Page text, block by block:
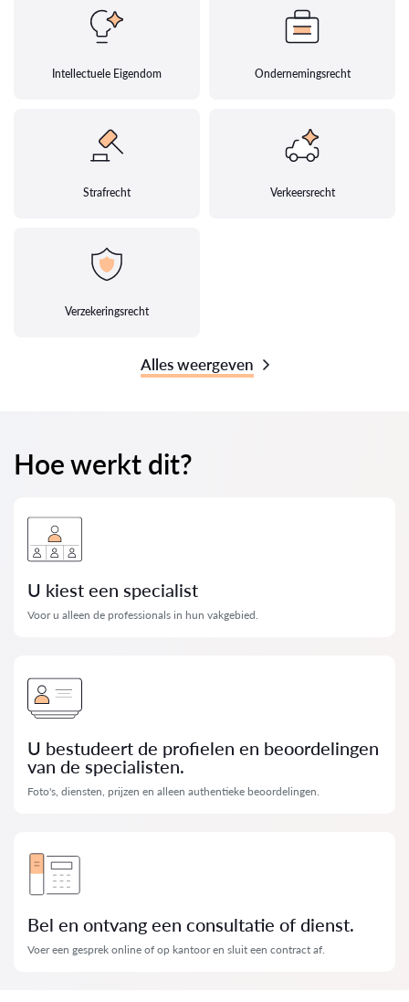
Intellectuele Eigendom Ondernemingsrecht
Strafrecht Verkeersrecht
Verzekeringsrecht
Alles weergeven
Hoe werkt dit?
U kiest een specialist
Voor u alleen de professionals in hun vakgebied.
U bestudeert de profielen en beoordelingen
van de specialisten.
Foto's, diensten, prijzen en alleen authentieke beoordelingen.
Bel en ontvang een consultatie of dienst.
Voer een gesprek online of op kantoor en sluit een contract af.